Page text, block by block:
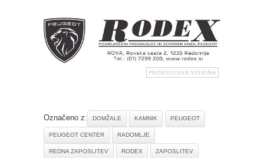
Označeno z: DOMŽALE KAMNIK PEUGEOT
PEUGEOT CENTER RADOMLJE
REDNA ZAPOSLITEV RODEX ZAPOSLITEV